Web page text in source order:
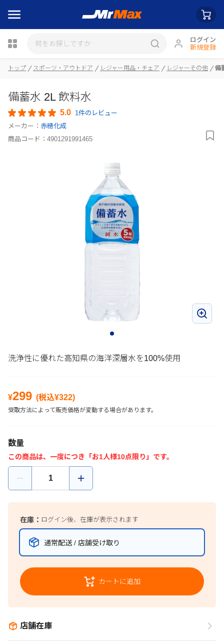
ログイン
新規登録
トップ スポーツ・アウトドア レジャー用品・チェア レジャーその他 備
備蓄水 2L 飲料水
5.0 1件のレビュー
メーカー： 赤穂化成
商品コード： 4901291991465
洗浄性に優れた高知県の海洋深層水を100%使用
¥299 (税込¥322)
受取方法によって販売価格が変動する場合があります。
数量
この商品は、一度につき「お1人様10点限り」です。
在庫： ログイン後、在庫が表示されます
通常配送 / 店舗受け取り
カートに追加
店舗在庫